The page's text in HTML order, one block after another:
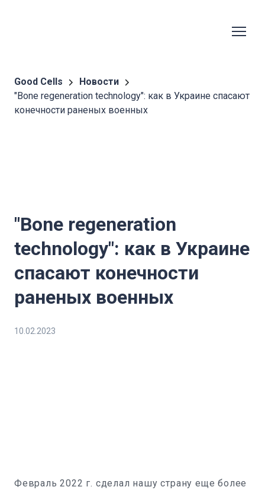
Good Cells
Новости
"Bone regeneration technology": как в Украине спасают
конечности раненых военных
"Bone regeneration
technology": как в Украине
спасают конечности
раненых военных
10.02.2023
Февраль 2022 г. сделал нашу страну еще более